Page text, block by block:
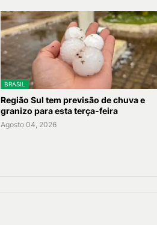
BRASIL
Região Sul tem previsão de chuva e
granizo para esta terça-feira
Agosto 04, 2026